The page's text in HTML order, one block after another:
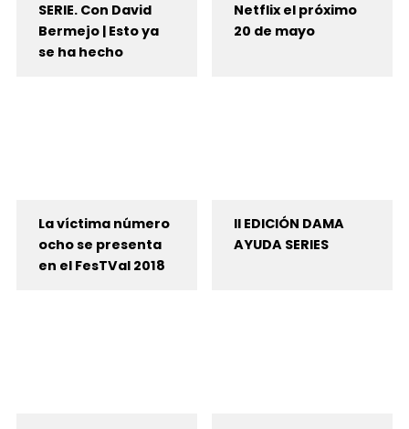
SERIE. Con David
Bermejo | Esto ya
se ha hecho
Netflix el próximo
20 de mayo
La víctima número
ocho se presenta
en el FesTVal 2018
II EDICIÓN DAMA
AYUDA SERIES